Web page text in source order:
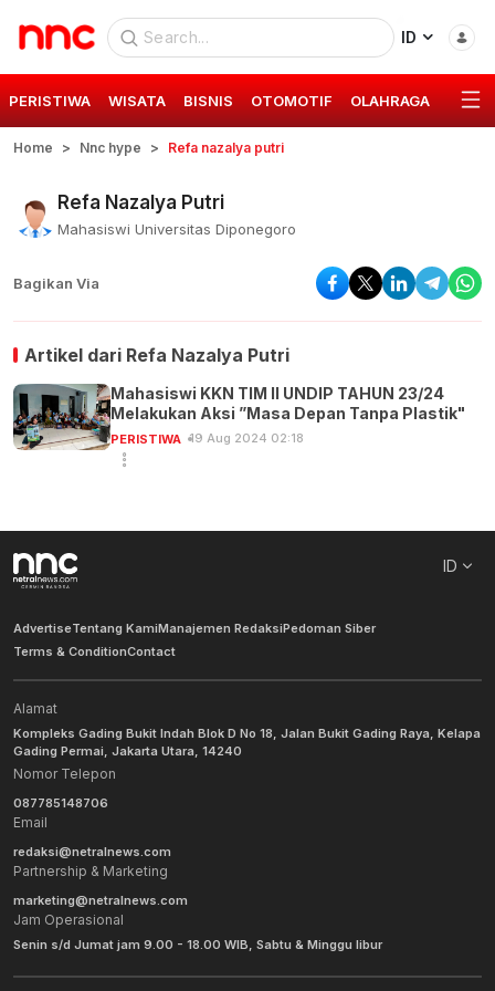
ID
PERISTIWA WISATA BISNIS OTOMOTIF OLAHRAGA GAYA
Home Nnc hype Refa nazalya putri
Refa Nazalya Putri
Mahasiswi Universitas Diponegoro
Bagikan Via
Artikel dari Refa Nazalya Putri
Mahasiswi KKN TIM II UNDIP TAHUN 23/24
Melakukan Aksi ”Masa Depan Tanpa Plastik"
PERISTIWA 19 Aug 2024 02:18
ID
AdvertiseTentang KamiManajemen RedaksiPedoman Siber
Terms & ConditionContact
Alamat
Kompleks Gading Bukit Indah Blok D No 18, Jalan Bukit Gading Raya, Kelapa
Gading Permai, Jakarta Utara, 14240
Nomor Telepon
087785148706
Email
redaksi@netralnews.com
Partnership & Marketing
marketing@netralnews.com
Jam Operasional
Senin s/d Jumat jam 9.00 - 18.00 WIB, Sabtu & Minggu libur